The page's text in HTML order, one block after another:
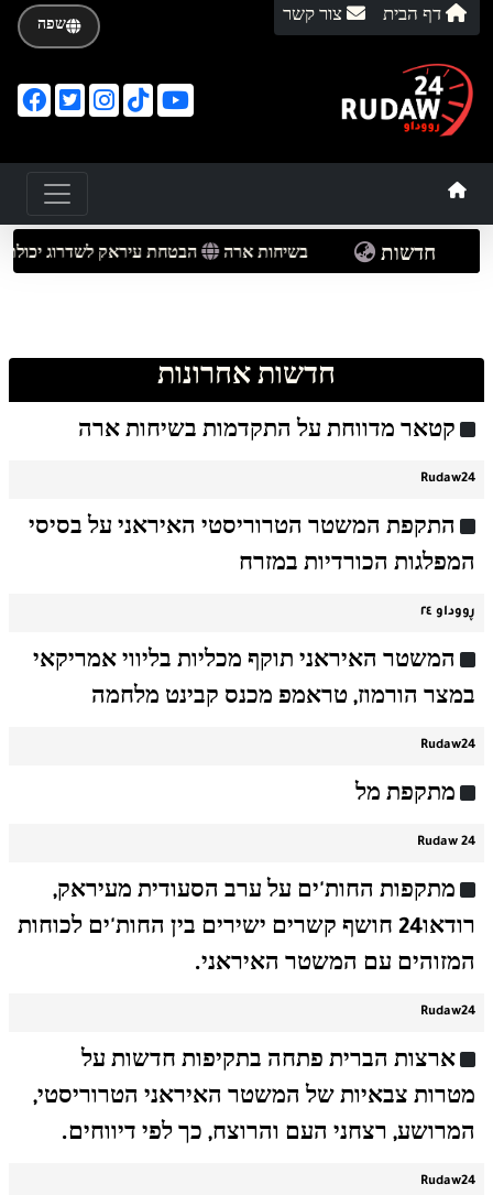
דף הבית צור קשר שפה
מדווחת על התקדמות בשיחות ארה הבטחת עיראק לשדרוג יכולת חדשות
חדשות אחרונות
קטאר מדווחת על התקדמות בשיחות ארה
Rudaw24
התקפת המשטר הטרוריסטי האיראני על בסיסי
המפלגות הכורדיות במזרח
ڕووداو ٢٤
המשטר האיראני תוקף מכליות בליווי אמריקאי
במצר הורמוז, טראמפ מכנס קבינט מלחמה
Rudaw24
מתקפת מל
Rudaw 24
מתקפות החות'ים על ערב הסעודית מעיראק,
רודאו24 חושף קשרים ישירים בין החות'ים לכוחות
המזוהים עם המשטר האיראני.
Rudaw24
ארצות הברית פתחה בתקיפות חדשות על
מטרות צבאיות של המשטר האיראני הטרוריסטי,
המרושע, רצחני העם והרוצח, כך לפי דיווחים.
Rudaw24